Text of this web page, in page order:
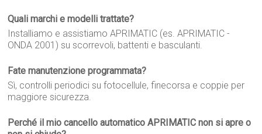
Quali marchi e modelli trattate?
Installiamo e assistiamo APRIMATIC (es. APRIMATIC -
ONDA 2001) su scorrevoli, battenti e basculanti.
Fate manutenzione programmata?
Sì, controlli periodici su fotocellule, finecorsa e coppie per
maggiore sicurezza.
Perché il mio cancello automatico APRIMATIC non si apre o